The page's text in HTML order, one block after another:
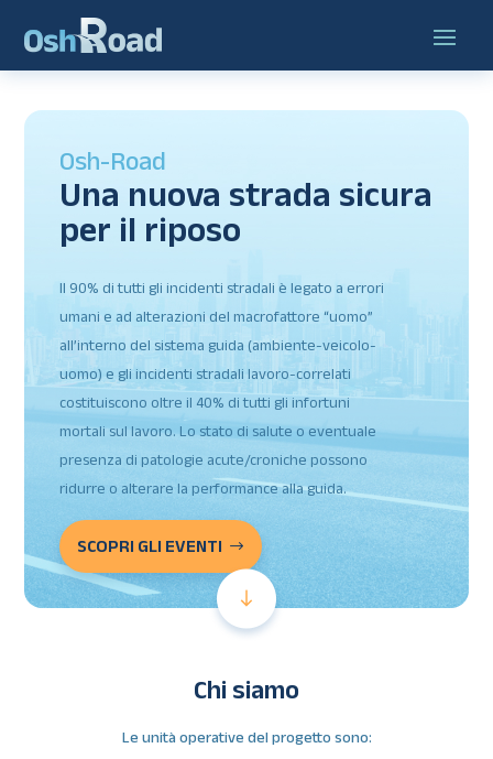
Osh-Road
Una nuova strada sicura
per il riposo
Il 90% di tutti gli incidenti stradali è legato a errori
umani e ad alterazioni del macrofattore “uomo”
all’interno del sistema guida (ambiente-veicolo-
uomo) e gli incidenti stradali lavoro-correlati
costituiscono oltre il 40% di tutti gli infortuni
mortali sul lavoro. Lo stato di salute o eventuale
presenza di patologie acute/croniche possono
ridurre o alterare la performance alla guida.
SCOPRI GLI EVENTI
Chi siamo
Le unità operative del progetto sono: